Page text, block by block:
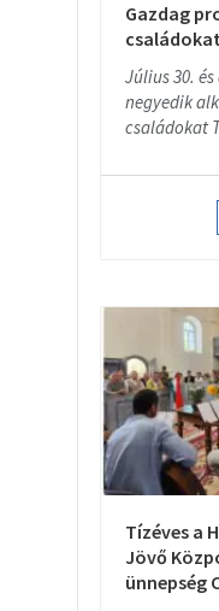
Gazdag
Július 30.
negyedik
családokat
Tízéves a
Jövő
ünnepség